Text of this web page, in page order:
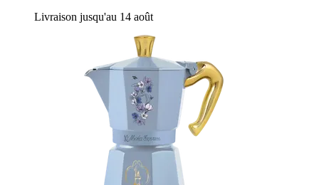
Livraison jusqu'au 14 août